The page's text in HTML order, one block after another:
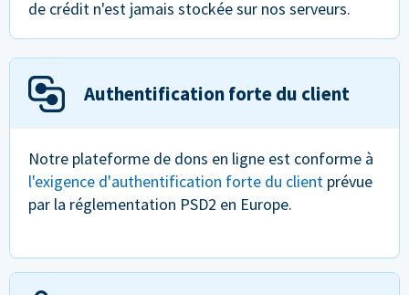
de crédit n'est jamais stockée sur nos serveurs.
Authentification forte du client
Notre plateforme de dons en ligne est conforme à
l'exigence d'authentification forte du client prévue
par la réglementation PSD2 en Europe.